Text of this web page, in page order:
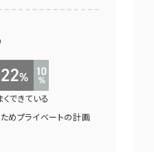
できている
めプライベートの計画